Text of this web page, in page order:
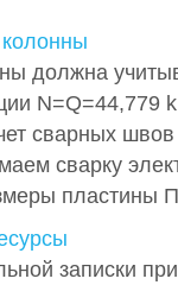
колонны
должна
N=Q=44,779
сварных
сварку
пластины
записки